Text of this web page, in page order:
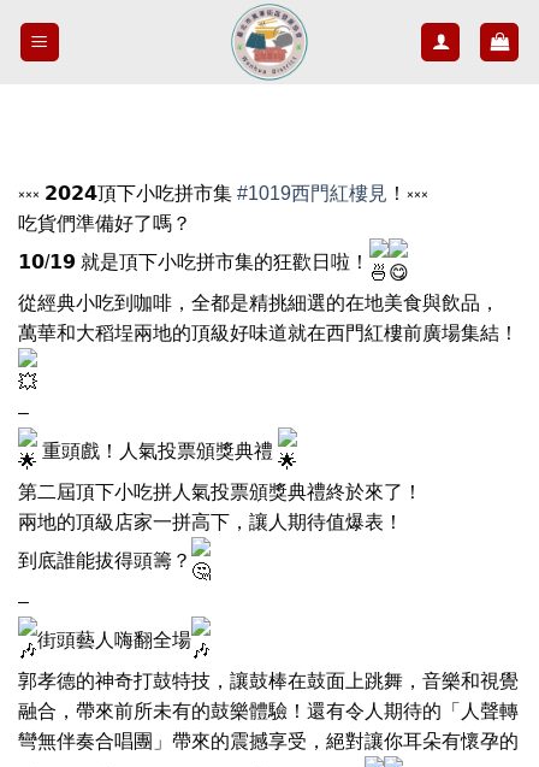
༝༝༝ 𝟮𝟬𝟮𝟰頂下小吃拼市集 #1019西門紅樓見 ！༝༝༝
吃貨們準備好了嗎？
𝟭𝟬/𝟭𝟵 就是頂下小吃拼市集的狂歡日啦！
從經典小吃到咖啡，全都是精挑細選的在地美食與飲品，
萬華和大稻埕兩地的頂級好味道就在西門紅樓前廣場集結！
–
重頭戲！人氣投票頒獎典禮
第二屆頂下小吃拼人氣投票頒獎典禮終於來了！
兩地的頂級店家一拼高下，讓人期待值爆表！
到底誰能拔得頭籌？
–
街頭藝人嗨翻全場
郭孝德的神奇打鼓特技，讓鼓棒在鼓面上跳舞，音樂和視覺
融合，帶來前所未有的鼓樂體驗！還有令人期待的「人聲轉
彎無伴奏合唱團」帶來的震撼享受，絕對讓你耳朵有懷孕的